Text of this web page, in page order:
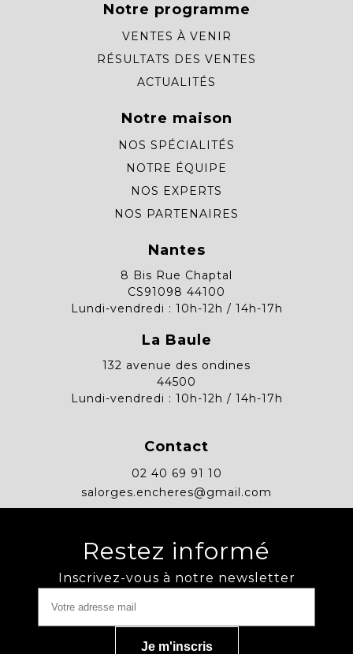
Notre programme
VENTES À VENIR
RÉSULTATS DES VENTES
ACTUALITÉS
Notre maison
NOS SPÉCIALITÉS
NOTRE ÉQUIPE
NOS EXPERTS
NOS PARTENAIRES
Nantes
8 Bis Rue Chaptal
CS91098 44100
Lundi-vendredi : 10h-12h / 14h-17h
La Baule
132 avenue des ondines
44500
Lundi-vendredi : 10h-12h / 14h-17h
Contact
02 40 69 91 10
salorges.encheres@gmail.com
Restez informé
Inscrivez-vous à notre newsletter